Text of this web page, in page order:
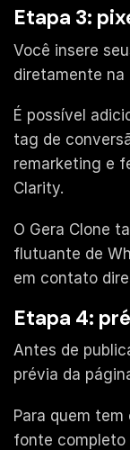
Etapa 3:
Você insere
diretamente na
É possível
tag de
remarketing e
Clarity.
O Gera Clone
flutuante de
em contato
Etapa 4:
Antes de
prévia da
Para quem
fonte completo